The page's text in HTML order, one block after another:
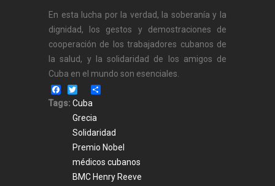
En esta lucha por la verdad, la soberanía y la
dignidad, los gestos y demostraciones de
cooperación de los trabajadores cubanos de
la salud, y la solidaridad de los amigos de
Cuba en el mundo son esenciales.
Facebook
Twitter
Tags: Cuba
Grecia
Solidaridad
Premio Nobel
médicos cubanos
BMC Henry Reeve